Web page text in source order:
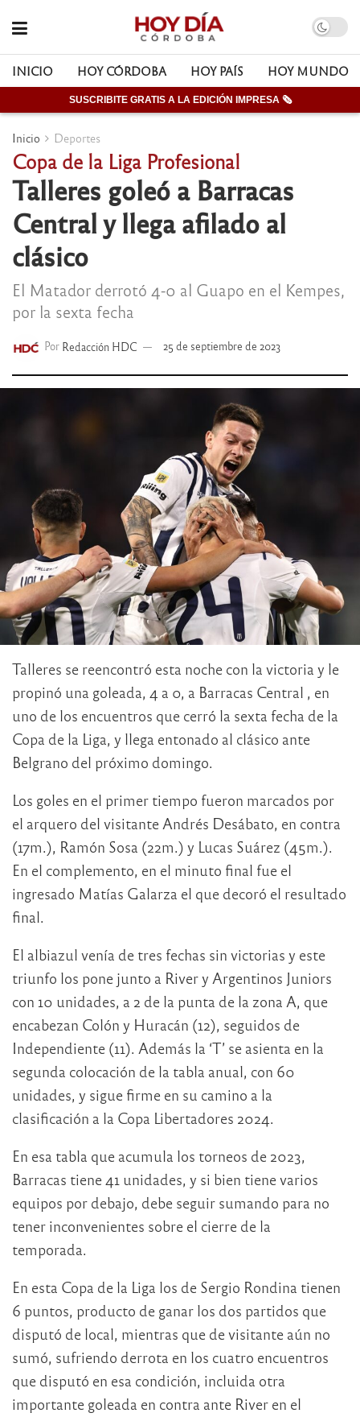
INICIO HOY CÓRDOBA HOY PAÍS HOY MUNDO
SUSCRIBITE GRATIS A LA EDICIÓN IMPRESA 🗞
Inicio Deportes
Copa de la Liga Profesional
Talleres goleó a Barracas
Central y llega afilado al
clásico
El Matador derrotó 4-0 al Guapo en el Kempes,
por la sexta fecha
Por Redacción HDC 25 de septiembre de 2023
Talleres se reencontró esta noche con la victoria y le
propinó una goleada, 4 a 0, a Barracas Central , en
uno de los encuentros que cerró la sexta fecha de la
Copa de la Liga, y llega entonado al clásico ante
Belgrano del próximo domingo.
Los goles en el primer tiempo fueron marcados por
el arquero del visitante Andrés Desábato, en contra
(17m.), Ramón Sosa (22m.) y Lucas Suárez (45m.).
En el complemento, en el minuto final fue el
ingresado Matías Galarza el que decoró el resultado
final.
El albiazul venía de tres fechas sin victorias y este
triunfo los pone junto a River y Argentinos Juniors
con 10 unidades, a 2 de la punta de la zona A, que
encabezan Colón y Huracán (12), seguidos de
Independiente (11). Además la ‘T’ se asienta en la
segunda colocación de la tabla anual, con 60
unidades, y sigue firme en su camino a la
clasificación a la Copa Libertadores 2024.
En esa tabla que acumula los torneos de 2023,
Barracas tiene 41 unidades, y si bien tiene varios
equipos por debajo, debe seguir sumando para no
tener inconvenientes sobre el cierre de la
temporada.
En esta Copa de la Liga los de Sergio Rondina tienen
6 puntos, producto de ganar los dos partidos que
disputó de local, mientras que de visitante aún no
sumó, sufriendo derrota en los cuatro encuentros
que disputó en esa condición, incluida otra
importante goleada en contra ante River en el